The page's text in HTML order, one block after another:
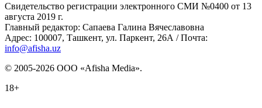
Свидетельство регистрации электронного СМИ №0400 от 13
августа 2019 г.
Главный редактор: Сапаева Галина Вячеславовна
Адрес: 100007, Ташкент, ул. Паркент, 26А / Почта:
info@afisha.uz
© 2005-2026 ООО «Afisha Media».
18+